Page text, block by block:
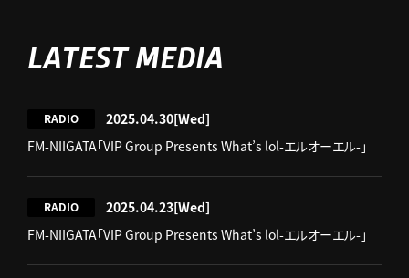
LATEST MEDIA
RADIO 2025.04.30[Wed]
FM-NIIGATA「VIP Group Presents What’s lol-エルオーエル-」
RADIO 2025.04.23[Wed]
FM-NIIGATA「VIP Group Presents What’s lol-エルオーエル-」